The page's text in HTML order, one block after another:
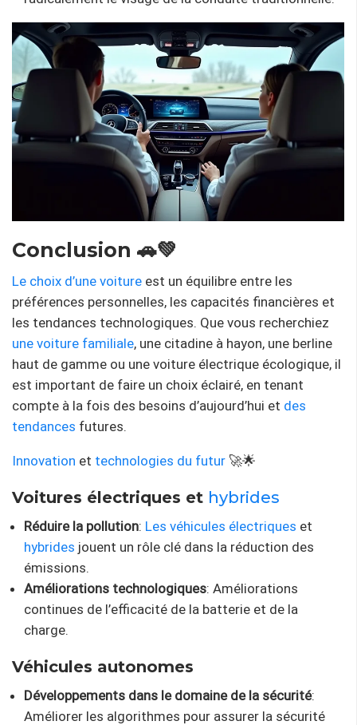
Conclusion 🚗💚
Le choix d’une voiture est un équilibre entre les
préférences personnelles, les capacités financières et
les tendances technologiques. Que vous recherchiez
une voiture familiale, une citadine à hayon, une berline
haut de gamme ou une voiture électrique écologique, il
est important de faire un choix éclairé, en tenant
compte à la fois des besoins d’aujourd’hui et des
tendances futures.
Innovation et technologies du futur 🚀🌟
Voitures électriques et hybrides
Réduire la pollution: Les véhicules électriques et
hybrides jouent un rôle clé dans la réduction des
émissions.
Améliorations technologiques: Améliorations
continues de l’efficacité de la batterie et de la
charge.
Véhicules autonomes
Développements dans le domaine de la sécurité:
Améliorer les algorithmes pour assurer la sécurité